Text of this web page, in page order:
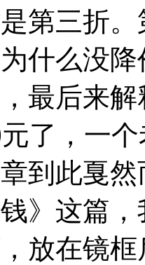
第三折
什么没
最后来
了，一
到此戛然
这篇，
放在镜